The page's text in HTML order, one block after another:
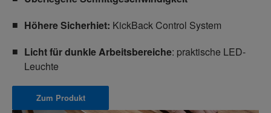
Höhere Sicherhiet: KickBack Control System
Licht für dunkle Arbeitsbereiche: praktische LED-
Leuchte
Zum Produkt